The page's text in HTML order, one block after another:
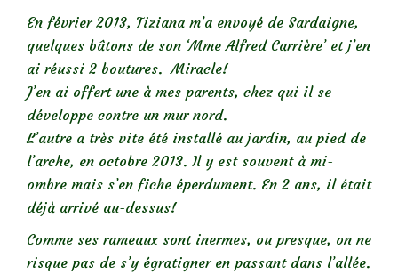
En février 2013, Tiziana m’a envoyé de Sardaigne,
quelques bâtons de son ‘Mme Alfred Carrière’ et j’en
ai réussi 2 boutures. Miracle!
J’en ai offert une à mes parents, chez qui il se
développe contre un mur nord.
L’autre a très vite été installé au jardin, au pied de
l’arche, en octobre 2013. Il y est souvent à mi-
ombre mais s’en fiche éperdument. En 2 ans, il était
déjà arrivé au-dessus!
Comme ses rameaux sont inermes, ou presque, on ne
risque pas de s’y égratigner en passant dans l’allée.